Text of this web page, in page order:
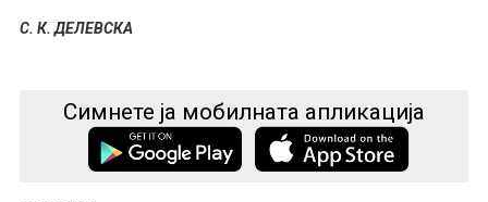
С. К. ДЕЛЕВСКА
Симнете ја мобилната апликација